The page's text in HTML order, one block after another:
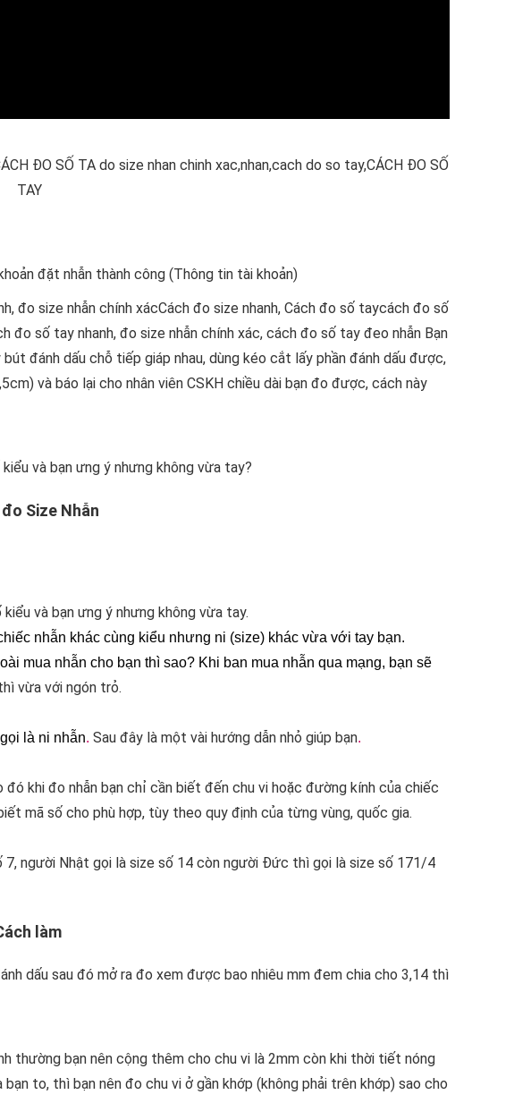
ĐO SỐ TA do size nhan chinh xac,nhan,cach do so tay,CÁCH ĐO SỐ
TAY
đặt nhẫn thành công (Thông tin tài khoản)
đo size nhẫn chính xácCách đo size nhanh, Cách đo số taycách đo số
đo số tay nhanh, đo size nhẫn chính xác, cách đo số tay đeo nhẫn Bạn
đánh dấu chỗ tiếp giáp nhau, dùng kéo cắt lấy phần đánh dấu được,
và báo lại cho nhân viên CSKH chiều dài bạn đo được, cách này
và bạn ưng ý nhưng không vừa tay?
Size Nhẫn
và bạn ưng ý nhưng không vừa tay.
nhẫn khác cùng kiểu nhưng ni (size) khác vừa với tay bạn.
mua nhẫn cho bạn thì sao? Khi ban mua nhẫn qua mạng, bạn sẽ
vừa với ngón trỏ.
là ni nhẫn. Sau đây là một vài hướng dẫn nhỏ giúp bạn.
đó khi đo nhẫn bạn chỉ cần biết đến chu vi hoặc đường kính của chiếc
mã số cho phù hợp, tùy theo quy định của từng vùng, quốc gia.
người Nhật gọi là size số 14 còn người Đức thì gọi là size số 171/4
làm
dấu sau đó mở ra đo xem được bao nhiêu mm đem chia cho 3,14 thì
thường bạn nên cộng thêm cho chu vi là 2mm còn khi thời tiết nóng
to, thì bạn nên đo chu vi ở gần khớp (không phải trên khớp) sao cho